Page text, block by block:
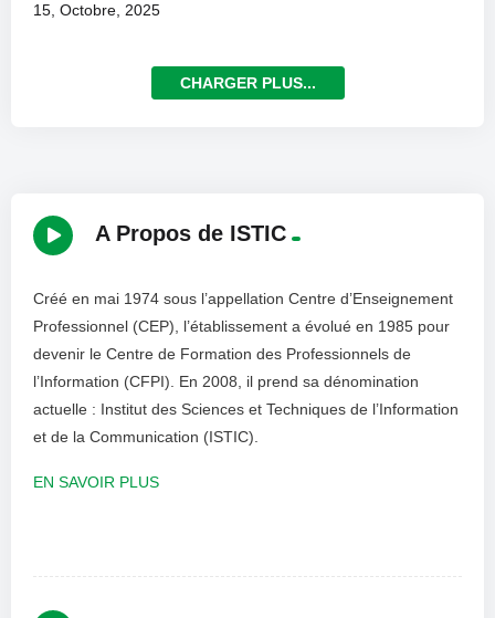
15, Octobre, 2025
CHARGER PLUS...
A Propos de ISTIC
Créé en mai 1974 sous l’appellation Centre d’Enseignement
Professionnel (CEP), l’établissement a évolué en 1985 pour
devenir le Centre de Formation des Professionnels de
l’Information (CFPI). En 2008, il prend sa dénomination
actuelle : Institut des Sciences et Techniques de l’Information
et de la Communication (ISTIC).
EN SAVOIR PLUS